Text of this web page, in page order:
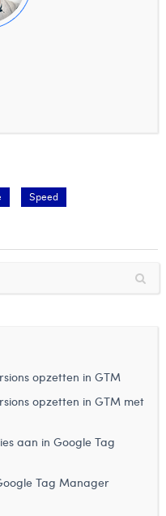
Speed
opzetten in GTM
opzetten in GTM met
aan in Google Tag
Tag Manager